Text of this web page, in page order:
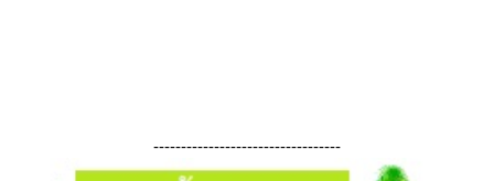
----------------------------------